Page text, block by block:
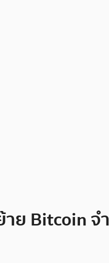
ย Bitcoin จ